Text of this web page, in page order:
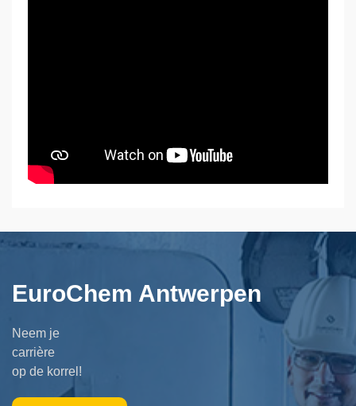
EuroChem Antwerpen
Neem je
carrière
op de korrel!